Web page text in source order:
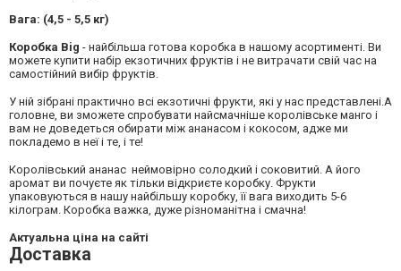
Вага: (4,5 - 5,5 кг)
Коробка Big - найбільша готова коробка в нашому асортименті. Ви
можете купити набір екзотичних фруктів і не витрачати свій час на
самостійний вибір фруктів.
У ній зібрані практично всі екзотичні фрукти, які у нас представлені.А
головне, ви зможете спробувати найсмачніше королівське манго і
вам не доведеться обирати між ананасом і кокосом, адже ми
покладемо в неї і те, і те!
Королівський ананас неймовірно солодкий і соковитий. А його
аромат ви почуєте як тільки відкриєте коробку. Фрукти
упаковуються в нашу найбільшу коробку, її вага виходить 5-6
кілограм. Коробка важка, дуже різноманітна і смачна!
Актуальна ціна на сайті
Доставка